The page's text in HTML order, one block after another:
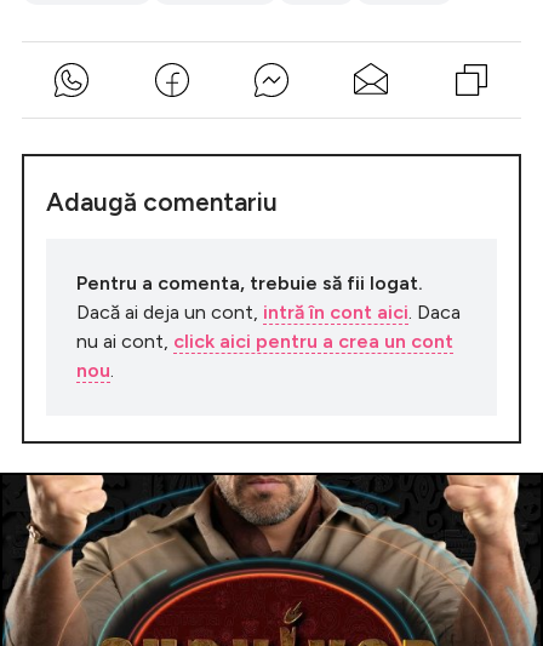
Adaugă comentariu
Pentru a comenta, trebuie să fii logat.
Dacă ai deja un cont, intră în cont aici . Daca
nu ai cont, click aici pentru a crea un cont
nou